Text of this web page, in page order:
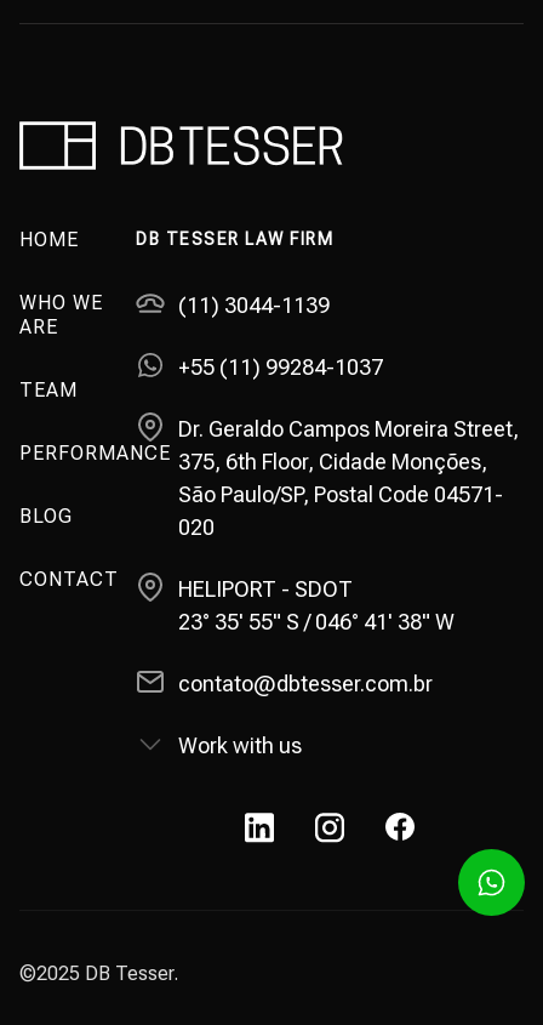
HOME
WHO WE
ARE
TEAM
PERFORMANCE
BLOG
CONTACT
DB TESSER LAW FIRM
(11) 3044-1139
+55 (11) 99284-1037
Dr. Geraldo Campos Moreira Street,
375, 6th Floor, Cidade Monções,
São Paulo/SP, Postal Code 04571-
020
HELIPORT - SDOT
23° 35' 55" S / 046° 41' 38" W
contato@dbtesser.com.br
Work with us
©2025 DB Tesser.